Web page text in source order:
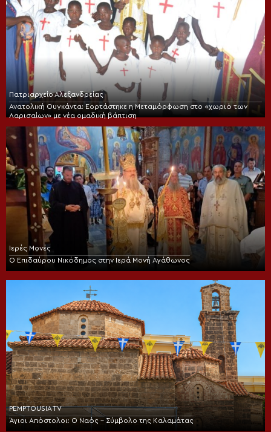
Πατριαρχείο Αλεξανδρείας
Ανατολική Ουγκάντα: Εορτάστηκε η Μεταμόρφωση στο «χωριό των
Λαρισαίων» με νέα ομαδική βάπτιση
Ιερές Μονές
Ο Επιδαύρου Νικόδημος στην Ιερά Μονή Αγάθωνος
PEMPTOUSIA TV
Άγιοι Απόστολοι: Ο Ναός – Σύμβολο της Καλαμάτας